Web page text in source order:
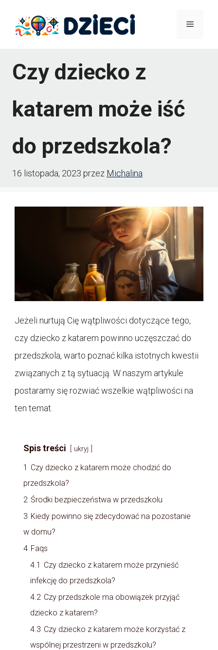
Menu
Czy dziecko z
katarem może iść
do przedszkola?
16 listopada, 2023 przez Michalina
Jeżeli nurtują Cię wątpliwości dotyczące tego,
czy dziecko z katarem powinno uczęszczać do
przedszkola, warto poznać kilka istotnych kwestii
związanych z tą sytuacją. W naszym artykule
postaramy się rozwiać wszelkie wątpliwości na
ten temat.
Spis treści ukryj
1 Czy dziecko z katarem może chodzić do
przedszkola?
2 Środki bezpieczeństwa w przedszkolu
3 Kiedy powinno się zdecydować na pozostanie
w domu?
4 Faqs
4.1 Czy dziecko z katarem może przynieść
infekcję do przedszkola?
4.2 Czy przedszkole ma obowiązek przyjąć
dziecko z katarem?
4.3 Czy dziecko z katarem może korzystać z
wspólnej przestrzeni w przedszkolu?